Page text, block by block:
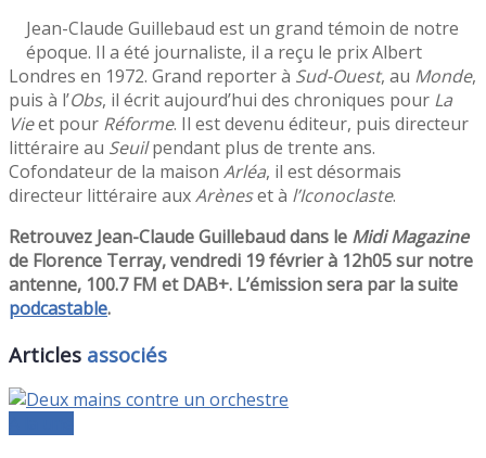
Jean-Claude Guillebaud est un grand témoin de notre
époque. Il a été journaliste, il a reçu le prix Albert
Londres en 1972. Grand reporter à Sud-Ouest, au Monde,
puis à l’Obs, il écrit aujourd’hui des chroniques pour La
Vieet pour Réforme. Il est devenu éditeur, puis directeur
littéraire au Seuilpendant plus de trente ans.
Cofondateur de la maison Arléa, il est désormais
directeur littéraire auxArèneset à l’Iconoclaste.
Retrouvez Jean-Claude Guillebaud dans le Midi Magazine
de Florence Terray, vendredi 19 février à 12h05 sur notre
antenne, 100.7 FM et DAB+. L’émission sera par la suite
podcastable.
Articles associés